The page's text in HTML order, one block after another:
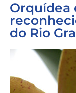
Orquídea
do Rio